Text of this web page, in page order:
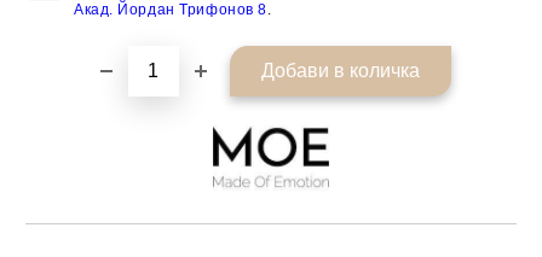
Акад. Йордан Трифонов 8.